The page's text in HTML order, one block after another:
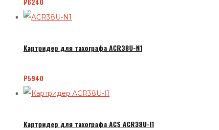
Картридер для тахографа ACR38U-N1
₽5940
Картридер для тахографа ACS ACR38U-I1